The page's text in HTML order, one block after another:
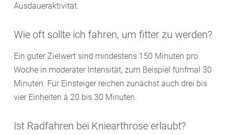
Ausdaueraktivität.
Wie oft sollte ich fahren, um fitter zu werden?
Ein guter Zielwert sind mindestens 150 Minuten pro
Woche in moderater Intensität, zum Beispiel fünfmal 30
Minuten. Für Einsteiger reichen zunächst auch drei bis
vier Einheiten à 20 bis 30 Minuten.
Ist Radfahren bei Kniearthrose erlaubt?